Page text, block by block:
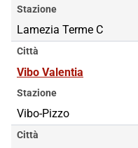
Stazione
Lamezia Terme C
Città
Vibo Valentia
Stazione
Vibo-Pizzo
Città